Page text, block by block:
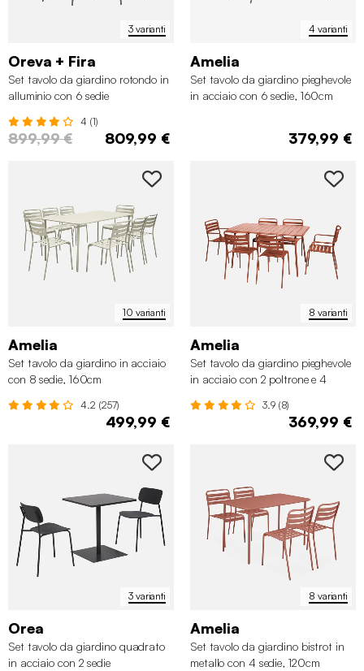
3 varianti
Oreva + Fira
Set tavolo da giardino rotondo in
alluminio con 6 sedie
4 (1)
899,99 € 809,99 €
4 varianti
Amelia
Set tavolo da giardino pieghevole
in acciaio con 6 sedie, 160cm
379,99 €
10 varianti
Amelia
Set tavolo da giardino in acciaio
con 8 sedie, 160cm
4.2 (257)
499,99 €
8 varianti
Amelia
Set tavolo da giardino pieghevole
in acciaio con 2 poltrone e 4
3.9 (8)
369,99 €
3 varianti
Orea
Set tavolo da giardino quadrato
in acciaio con 2 sedie
8 varianti
Amelia
Set tavolo da giardino bistrot in
metallo con 4 sedie, 120cm